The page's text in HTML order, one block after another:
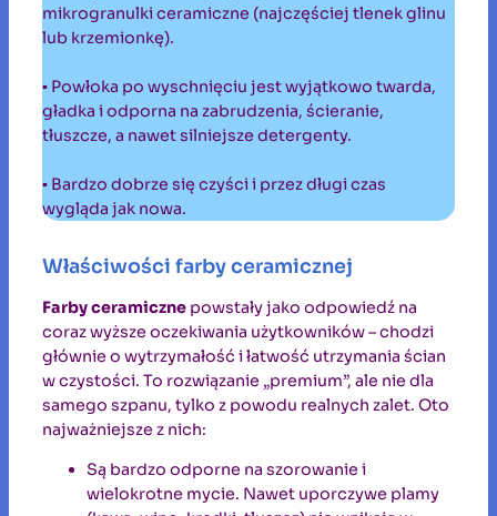
mikrogranulki ceramiczne (najczęściej tlenek glinu
lub krzemionkę).
▪ Powłoka po wyschnięciu jest wyjątkowo twarda,
gładka i odporna na zabrudzenia, ścieranie,
tłuszcze, a nawet silniejsze detergenty.
▪ Bardzo dobrze się czyści i przez długi czas
wygląda jak nowa.
Właściwości farby ceramicznej
Farby ceramiczne powstały jako odpowiedź na
coraz wyższe oczekiwania użytkowników – chodzi
głównie o wytrzymałość i łatwość utrzymania ścian
w czystości. To rozwiązanie „premium”, ale nie dla
samego szpanu, tylko z powodu realnych zalet. Oto
najważniejsze z nich:
Są bardzo odporne na szorowanie i
wielokrotne mycie. Nawet uporczywe plamy